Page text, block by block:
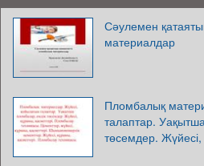
Сәулемен
материалдар
Пломбалық
талаптар.
төсемдер. Жүйесі,